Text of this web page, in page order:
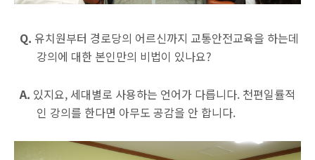
Q. 유치원부터 경로당의 어르신까지 교통안전교육을 하는데
강의에 대한 본인만의 비법이 있나요?
A. 있지요, 세대별로 사용하는 언어가 다릅니다. 천편일률적
인 강의를 한다면 아무도 공감을 안 합니다.